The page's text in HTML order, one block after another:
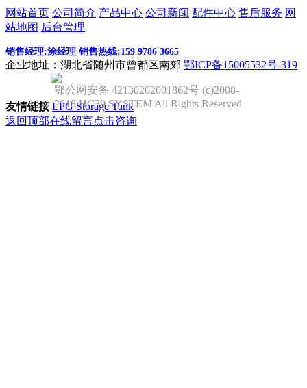
网站首页 公司简介 产品中心 公司新闻 配件中心 售后服务 网
站地图 后台管理
销售经理:涂经理 销售热线:159 9786 3665
企业地址：湖北省随州市曾都区南郊 鄂ICP备15005532号-319
鄂公网安备 42130202001862号 (c)2008-
2018 HC39 SYSTEM All Rights Reserved
友情链接 LPG Storage Tank
返回顶部在线留言点击咨询